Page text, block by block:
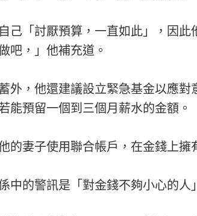
己「討厭預算，一直如此」，因
吧，」他補充道。
外，他還建議設立緊急基金以應
能預留一個到三個月薪水的金額。
的妻子使用聯合帳戶，在金錢上擁
中的警訊是「對金錢不夠小心的人